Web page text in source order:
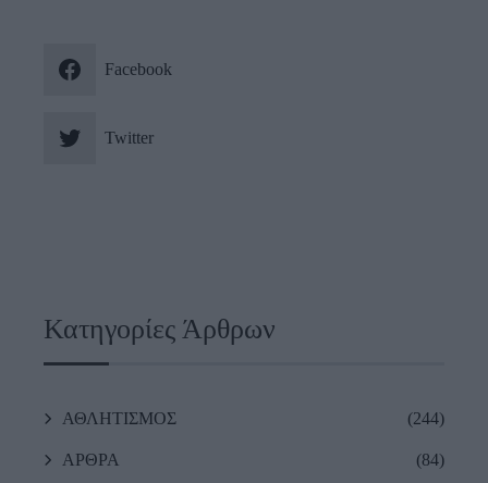
Facebook
Twitter
Κατηγορίες Άρθρων
ΑΘΛΗΤΙΣΜΟΣ (244)
ΑΡΘΡΑ (84)